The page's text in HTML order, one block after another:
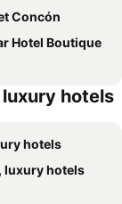
Concón
Hotel Boutique
hotels
hotels
luxury hotels